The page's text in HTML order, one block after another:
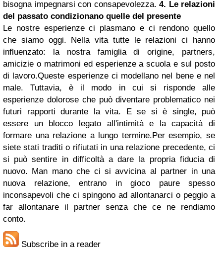
bisogna impegnarsi con consapevolezza. 4. Le relazioni
del passato condizionano quelle del presente
Le nostre esperienze ci plasmano e ci rendono quello
che siamo oggi. Nella vita tutte le relazioni ci hanno
influenzato: lanostra famiglia di origine, partners,
amicizie o matrimoni ed esperienze a scuola e sul posto
di lavoro.Queste esperienze ci modellano nel bene e nel
male.Tuttavia, è il modo in cui si risponde alle
esperienze dolorose che può diventare problematico nei
futuri rapporti durante la vita.
E se si è single, può
essere un blocco legato all'intimità e la capacità di
formare una relazione a lungo termine. Per esempio, se
siete stati traditi o rifiutati in una relazione precedente, ci
si può sentire in difficoltà a dare la propria fiducia di
nuovo. Man mano che ci si avvicina al partner in una
nuova relazione, entrano in gioco paure spesso
inconsapevoli che ci spingono ad allontanarci o peggio a
far allontanare il partner senza che ce ne rendiamo
conto.
Subscribe in a reader